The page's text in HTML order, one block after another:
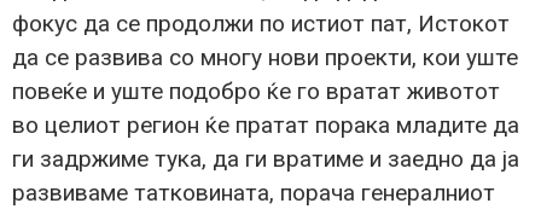
фокус да се продолжи по истиот пат, Истокот
да се развива со многу нови проекти, кои уште
повеќе и уште подобро ќе го вратат животот
во целиот регион ќе пратат порака младите да
ги задржиме тука, да ги вратиме и заедно да ја
развиваме татковината, порача генералниот